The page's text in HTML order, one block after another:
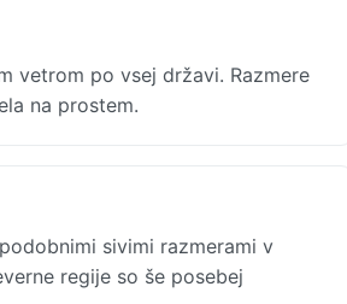
vetrom po vsej državi. Razmere
na prostem.
sivimi razmerami v
regije so še posebej